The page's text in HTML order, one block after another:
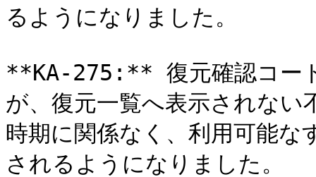
るようになりました。
**KA-275:** 復元確認コー
が、復元一覧へ表示されな
時期に関係なく、利用可能
されるようになりました。